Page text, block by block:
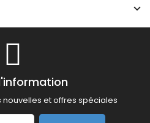
et offres spéciales